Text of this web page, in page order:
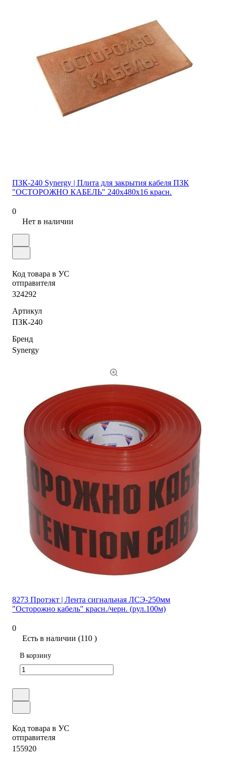
ПЗК-240 Synergy | Плита для закрытия кабеля ПЗК
"ОСТОРОЖНО КАБЕЛЬ" 240х480х16 красн.
0
Нет в наличии
Код товара в УС
отправителя
324292
Артикул
ПЗК-240
Бренд
Synergy
8273 Протэкт | Лента сигнальная ЛСЭ-250мм
"Осторожно кабель" красн./черн. (рул.100м)
0
Есть в наличии (110 )
В корзину
Код товара в УС
отправителя
155920